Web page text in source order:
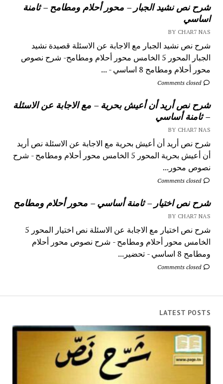
شرح نص نشيد الجبار – محور أحلام ومطامح – ثامنة
اساسي
BY CHAR7 NAS
شرح نص نشيد الجبار مع الاجابة عن الاسئلة قصيدة نشيد
الجبار المحور 5 الخامس محور أحلام ومطامح- شرح نصوص
محور أحلام ومطامح 8 اساسي - ...
Comments closed
شرح نص أريد أن أعيش بحرية – مع الاجابة عن الاسئلة
– ثامنة أساسي
BY CHAR7 NAS
شرح نص أريد أن أعيش بحرية مع الاجابة عن الاسئلة نص أريد
أن أعيش بحرية المحور 5 الخامس محور أحلام ومطامح - شرح
نصوص محور...
Comments closed
شرح نص اختيار – ثامنة أساسي – محور أحلام ومطامح
BY CHAR7 NAS
شرح نص اختيار مع الاجابة عن الاسئلة نص اختيار المحور 5
الخامس محور أحلام ومطامح - شرح نصوص محور أحلام
ومطامح 8 اساسي - تحضير...
Comments closed
LATEST POSTS